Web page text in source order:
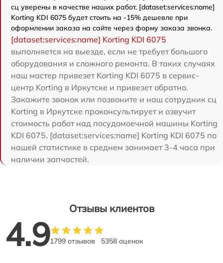
сц уверены в качестве наших работ. [dataset:services:name]
Korting KDI 6075 будет стоить на -15% дешевле при
оформлении заказа на сайте через форму заказа звонка.
[dataset:services:name] Korting KDI 6075
выполняется на выезде, если не требует большого
оборудования и сложного ремонта. В таких случаях
наш мастер привезет Korting KDI 6075 в сервис-
центр Korting в Иркутске и привезет обратно.
Закажите звонок или позвоните и наш сотрудник сц
Korting в Иркутске проконсультирует и озвучит
стоимость работ над посудомоечной машины Korting
KDI 6075. [dataset:services:name] Korting KDI 6075 по
нашей статистике в среднем занимает 3-4 часа при
наличии запчастей.
Отзывы клиентов
4.91799 отзывов 5358 оценок